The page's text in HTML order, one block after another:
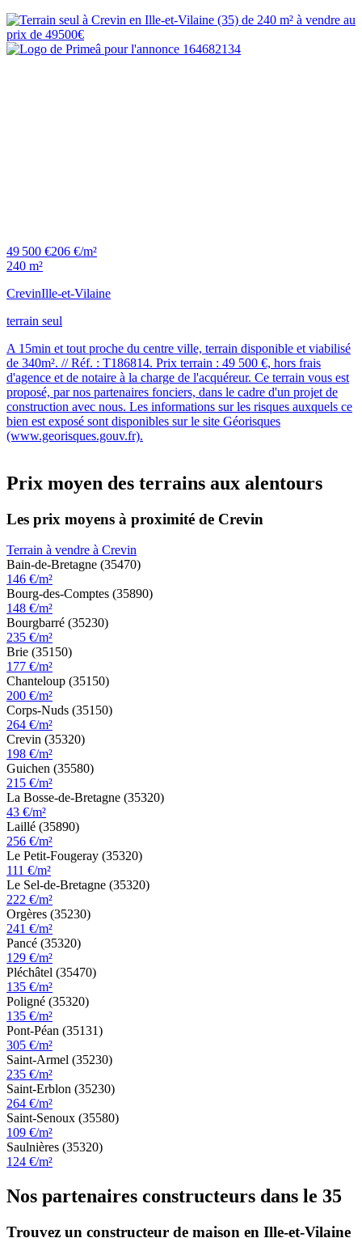
49 500 €206 €/m²
240 m²
CrevinIlle-et-Vilaine
terrain seul
A 15min et tout proche du centre ville, terrain disponible et viabilisé
de 340m². // Réf. : T186814. Prix terrain : 49 500 €, hors frais
d'agence et de notaire à la charge de l'acquéreur. Ce terrain vous est
proposé, par nos partenaires fonciers, dans le cadre d'un projet de
construction avec nous. Les informations sur les risques auxquels ce
bien est exposé sont disponibles sur le site Géorisques
(www.georisques.gouv.fr).
Prix moyen des terrains aux alentours
Les prix moyens à proximité de Crevin
Terrain à vendre à Crevin
Bain-de-Bretagne (35470)
146 €/m²
Bourg-des-Comptes (35890)
148 €/m²
Bourgbarré (35230)
235 €/m²
Brie (35150)
177 €/m²
Chanteloup (35150)
200 €/m²
Corps-Nuds (35150)
264 €/m²
Crevin (35320)
198 €/m²
Guichen (35580)
215 €/m²
La Bosse-de-Bretagne (35320)
43 €/m²
Laillé (35890)
256 €/m²
Le Petit-Fougeray (35320)
111 €/m²
Le Sel-de-Bretagne (35320)
222 €/m²
Orgères (35230)
241 €/m²
Pancé (35320)
129 €/m²
Pléchâtel (35470)
135 €/m²
Poligné (35320)
135 €/m²
Pont-Péan (35131)
305 €/m²
Saint-Armel (35230)
235 €/m²
Saint-Erblon (35230)
264 €/m²
Saint-Senoux (35580)
109 €/m²
Saulnières (35320)
124 €/m²
Nos partenaires constructeurs dans le 35
Trouvez un constructeur de maison en Ille-et-Vilaine